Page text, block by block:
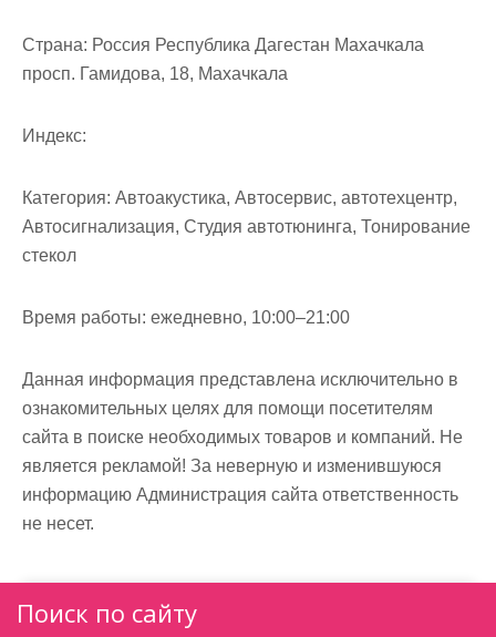
Страна: Россия Республика Дагестан Махачкала
просп. Гамидова, 18, Махачкала
Индекс:
Категория: Автоакустика, Автосервис, автотехцентр,
Автосигнализация, Студия автотюнинга, Тонирование
стекол
Время работы: ежедневно, 10:00–21:00
Данная информация представлена исключительно в
ознакомительных целях для помощи посетителям
сайта в поиске необходимых товаров и компаний. Не
является рекламой! За неверную и изменившуюся
информацию Администрация сайта ответственность
не несет.
Поиск по сайту